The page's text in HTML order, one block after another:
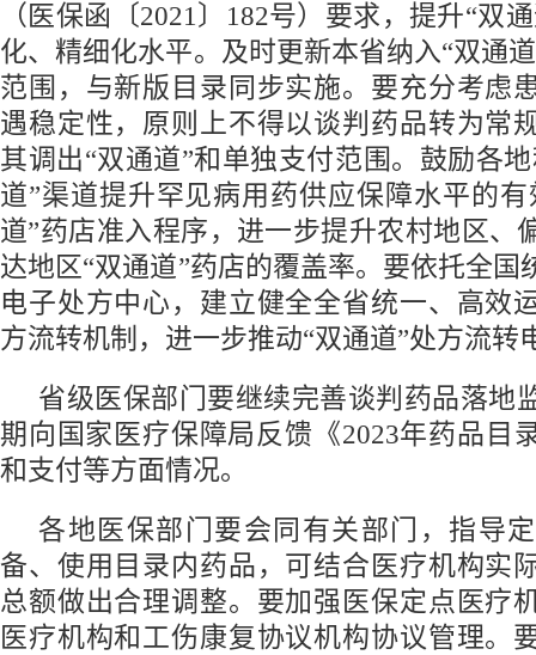
（医保函〔2021〕182号）要求，提升“双
化、精细化水平。及时更新本省纳入“双通
范围，与新版目录同步实施。要充分考虑
遇稳定性，原则上不得以谈判药品转为常
其调出“双通道”和单独支付范围。鼓励各
道”渠道提升罕见病用药供应保障水平的
道”药店准入程序，进一步提升农村地区、
达地区“双通道”药店的覆盖率。要依托全国
电子处方中心，建立健全全省统一、高效
方流转机制，进一步推动“双通道”处方流转
省级医保部门要继续完善谈判药品落地
期向国家医疗保障局反馈《2023年药品目
和支付等方面情况。
各地医保部门要会同有关部门，指导
备、使用目录内药品，可结合医疗机构实
总额做出合理调整。要加强医保定点医疗
医疗机构和工伤康复协议机构协议管理。